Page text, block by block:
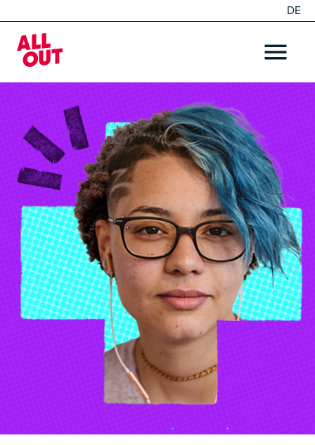
DE
Home
OPEN